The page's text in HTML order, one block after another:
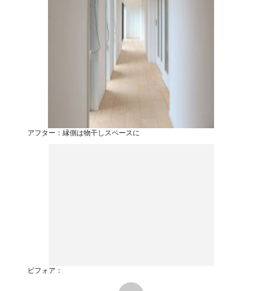
アフター：縁側は物干しスペースに
ビフォア：